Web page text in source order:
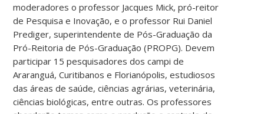
moderadores o professor Jacques Mick, pró-reitor
de Pesquisa e Inovação, e o professor Rui Daniel
Prediger, superintendente de Pós-Graduação da
Pró-Reitoria de Pós-Graduação (PROPG). Devem
participar 15 pesquisadores dos campi de
Araranguá, Curitibanos e Florianópolis, estudiosos
das áreas de saúde, ciências agrárias, veterinária,
ciências biológicas, entre outras. Os professores